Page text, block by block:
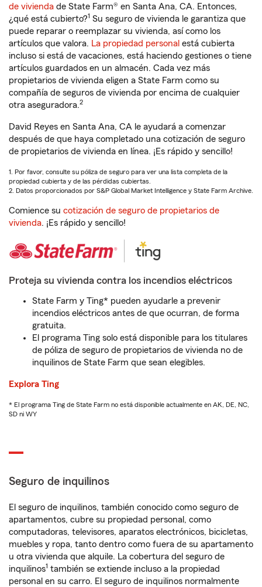
de vivienda de State Farm® en Santa Ana, CA. Entonces,
¿qué está cubierto?1 Su seguro de vivienda le garantiza que
puede reparar o reemplazar su vivienda, así como los
artículos que valora. La propiedad personal está cubierta
incluso si está de vacaciones, está haciendo gestiones o tiene
artículos guardados en un almacén. Cada vez más
propietarios de vivienda eligen a State Farm como su
compañía de seguros de vivienda por encima de cualquier
otra aseguradora.2
David Reyes en Santa Ana, CA le ayudará a comenzar
después de que haya completado una cotización de seguro
de propietarios de vivienda en línea. ¡Es rápido y sencillo!
1. Por favor, consulte su póliza de seguro para ver una lista completa de la
propiedad cubierta y de las pérdidas cubiertas.
2. Datos proporcionados por S&P Global Market Intelligence y State Farm Archive.
Comience su cotización de seguro de propietarios de
vivienda. ¡Es rápido y sencillo!
Proteja su vivienda contra los incendios eléctricos
State Farm y Ting* pueden ayudarle a prevenir
incendios eléctricos antes de que ocurran, de forma
gratuita.
El programa Ting solo está disponible para los titulares
de póliza de seguro de propietarios de vivienda no de
inquilinos de State Farm que sean elegibles.
Explora Ting
* El programa Ting de State Farm no está disponible actualmente en AK, DE, NC,
SD ni WY
Seguro de inquilinos
El seguro de inquilinos, también conocido como seguro de
apartamentos, cubre su propiedad personal, como
computadoras, televisores, aparatos electrónicos, bicicletas,
muebles y ropa, tanto dentro como fuera de su apartamento
u otra vivienda que alquile. La cobertura del seguro de
inquilinos1 también se extiende incluso a la propiedad
personal en su carro. El seguro de inquilinos normalmente